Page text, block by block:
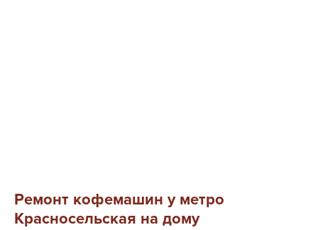
Ремонт кофемашин у метро
Красносельская на дому